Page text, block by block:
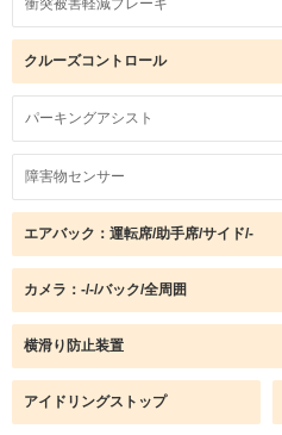
クルーズコントロール
パーキングアシスト
障害物センサー
エアバック：運転席/助手席/サイド/-
カメラ：-/-/バック/全周囲
横滑り防止装置
アイドリングストップ